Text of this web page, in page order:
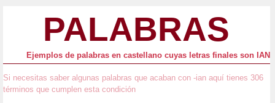
PALABRAS
Ejemplos de palabras en castellano cuyas letras finales son IAN
Si necesitas saber algunas palabras que acaban con -ian aquí tienes 306
términos que cumplen esta condición